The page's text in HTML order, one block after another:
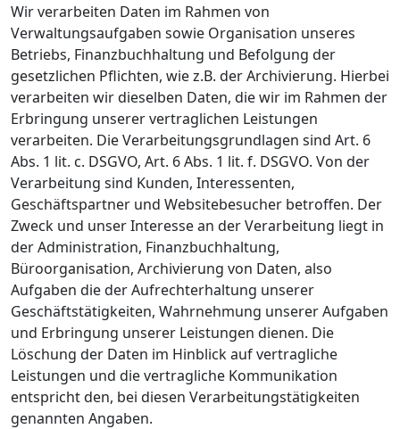
Wir verarbeiten Daten im Rahmen von
Verwaltungsaufgaben sowie Organisation unseres
Betriebs, Finanzbuchhaltung und Befolgung der
gesetzlichen Pflichten, wie z.B. der Archivierung. Hierbei
verarbeiten wir dieselben Daten, die wir im Rahmen der
Erbringung unserer vertraglichen Leistungen
verarbeiten. Die Verarbeitungsgrundlagen sind Art. 6
Abs. 1 lit. c. DSGVO, Art. 6 Abs. 1 lit. f. DSGVO. Von der
Verarbeitung sind Kunden, Interessenten,
Geschäftspartner und Websitebesucher betroffen. Der
Zweck und unser Interesse an der Verarbeitung liegt in
der Administration, Finanzbuchhaltung,
Büroorganisation, Archivierung von Daten, also
Aufgaben die der Aufrechterhaltung unserer
Geschäftstätigkeiten, Wahrnehmung unserer Aufgaben
und Erbringung unserer Leistungen dienen. Die
Löschung der Daten im Hinblick auf vertragliche
Leistungen und die vertragliche Kommunikation
entspricht den, bei diesen Verarbeitungstätigkeiten
genannten Angaben.